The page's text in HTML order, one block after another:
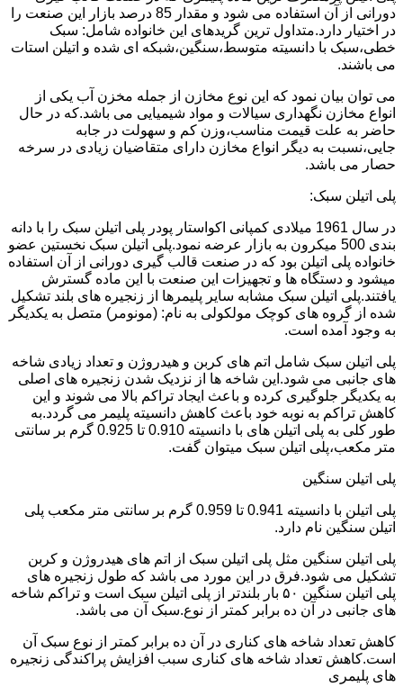
دورانی از آن استفاده می شود و مقدار 85 درصد بازار این صنعت را
در اختیار دارد.متداول ترین گریدهای این خانواده شامل: سبک
خطی،سبک با دانسیته متوسط،سنگین،شبکه ای شده و اتیلن استات
می باشند.
می توان بیان نمود که این نوع مخازن از جمله مخزن آب یکی از
انواع مخازن نگهداری سیالات و مواد شیمیایی می باشد.که در حال
حاضر به علت قیمت مناسب،وزن کم و سهولت در جابه
جایی،نسبت به دیگر انواع مخازن دارای متقاضیان زیادی در سرخه
حصار می باشد.
پلی اتیلن سبک:
در سال 1961 میلادی کمپانی اکواستار پودر پلی اتیلن سبک را با دانه
بندی 500 میکرون به بازار عرضه نمود.پلی اتیلن سبک نخستین عضو
خانواده پلی اتیلن بود که در صنعت قالب گیری دورانی از آن استفاده
میشود و دستگاه ها و تجهیزات این صنعت با این ماده گسترش
یافتند.پلی اتیلن سبک مشابه سایر پلیمرها از زنجیره های بلند تشکیل
شده از گروه های کوچک مولکولی به نام: (مونومر) متصل به یکدیگر
به وجود آمده است.
پلی اتیلن سبک شامل اتم های کربن و هیدروژن و تعداد زیادی شاخه
های جانبی می شود.این شاخه ها از نزدیک شدن زنجیره های اصلی
به یکدیگر جلوگیری کرده و باعث ایجاد تراکم بالا می شوند و این
کاهش تراکم به نوبه خود باعث کاهش دانسیته پلیمر می گردد.به
طور کلی به پلی اتیلن های با دانسیته 0.910 تا 0.925 گرم بر سانتی
متر مکعب،پلی اتیلن سبک میتوان گفت.
پلی اتیلن سنگین
پلی اتیلن با دانسیته 0.941 تا 0.959 گرم بر سانتی متر مکعب پلی
اتیلن سنگین نام دارد.
پلی اتیلن سنگین مثل پلی اتیلن سبک از اتم های هیدروژن و کربن
تشکیل می شود.فرق در این مورد می باشد که طول زنجیره های
پلی اتیلن سنگین ۵۰ بار بلندتر از پلی اتیلن سبک است و تراکم شاخه
های جانبی در آن ده برابر کمتر از نوع.سبک آن می باشد.
کاهش تعداد شاخه های کناری در آن ده برابر کمتر از نوع سبک آن
است.کاهش تعداد شاخه های کناری سبب افزایش پراکندگی زنجیره
های پلیمری